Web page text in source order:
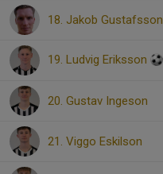
18. Jakob Gustafsson
19. Ludvig Eriksson
20. Gustav Ingeson
21. Viggo Eskilson